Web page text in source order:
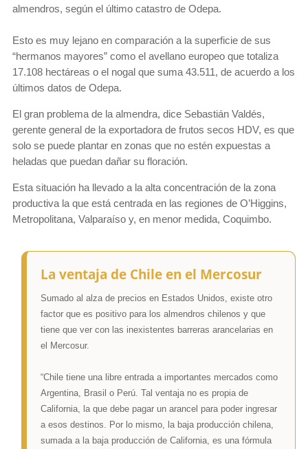
almendros, según el último catastro de Odepa.
Esto es muy lejano en comparación a la superficie de sus
“hermanos mayores” como el avellano europeo que totaliza
17.108 hectáreas o el nogal que suma 43.511, de acuerdo a los
últimos datos de Odepa.
El gran problema de la almendra, dice Sebastián Valdés,
gerente general de la exportadora de frutos secos HDV, es que
solo se puede plantar en zonas que no estén expuestas a
heladas que puedan dañar su floración.
Esta situación ha llevado a la alta concentración de la zona
productiva la que está centrada en las regiones de O’Higgins,
Metropolitana, Valparaíso y, en menor medida, Coquimbo.
La ventaja de Chile en el Mercosur
Sumado al alza de precios en Estados Unidos, existe otro
factor que es positivo para los almendros chilenos y que
tiene que ver con las inexistentes barreras arancelarias en
el Mercosur.
“Chile tiene una libre entrada a importantes mercados como
Argentina, Brasil o Perú. Tal ventaja no es propia de
California, la que debe pagar un arancel para poder ingresar
a esos destinos. Por lo mismo, la baja producción chilena,
sumada a la baja producción de California, es una fórmula